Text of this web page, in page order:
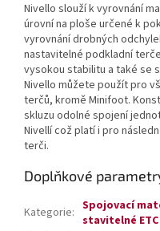
Nivello slouží k vyrovnání
úrovní na ploše určené k
vyrovnání drobných
nastavitelné podkladní
vysokou stabilitu a také se
Nivello můžete použít pro
terčů, kromě Minifoot.
skluzu odolné spojení
Nivellí což platí i pro
terči.
Doplňkové
Kategorie: Spojovací
stavitelné ETC